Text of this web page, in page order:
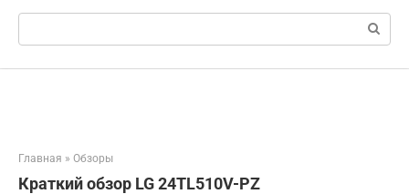
Поиск:
Главная » Обзоры
Краткий обзор LG 24TL510V-PZ